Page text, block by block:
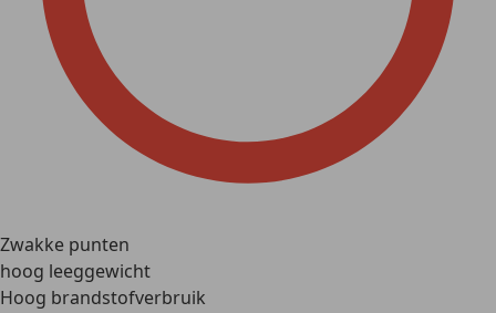
Zwakke punten
hoog leeggewicht
Hoog brandstofverbruik